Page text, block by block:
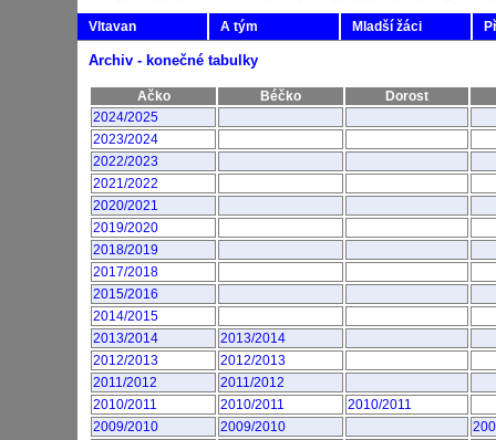
Vltavan A tým Mladší žáci
Archiv - konečné tabulky
Ačko Béčko
Dorost
2024/2025
2023/2024
2022/2023
2021/2022
2020/2021
2019/2020
2018/2019
2017/2018
2015/2016
2014/2015
2013/2014
2013/2014
2012/2013
2012/2013
2011/2012
2011/2012
2010/2011
2010/2011
2010/2011
2009/2010
2009/2010